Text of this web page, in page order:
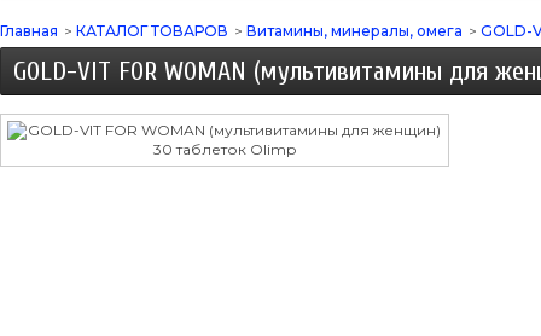
Главная > КАТАЛОГ ТОВАРОВ > Витамины, минералы, омега > GOLD-
GOLD-VIT FOR WOMAN (мультивитамины для